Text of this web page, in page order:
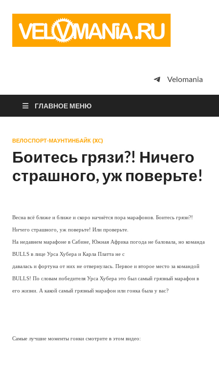
просто
Velomania
ГЛАВНОЕ МЕНЮ
ВЕЛОСПОРТ-МАУНТИНБАЙК (XC)
Боитесь грязи?! Ничего
страшного, уж поверьте!
Весна всё ближе и ближе и скоро начнётся пора марафонов. Боитесь грязи?!
Ничего страшного, уж поверьте! Или проверьте.
На недавнем марафоне в Сабине, Южная Африка погода не баловала, но команда
BULLS в лице Урса Хубера и Карла Платта не с
давалась и фортуна от них не отвернулась. Первое и второе место за командой
BULLS! По словам победителя Урса Хубера это был самый грязный марафон в
его жизни. А какой самый грязный марафон или гонка была у вас?
Самые лучшие моменты гонки смотрите в этом видео: